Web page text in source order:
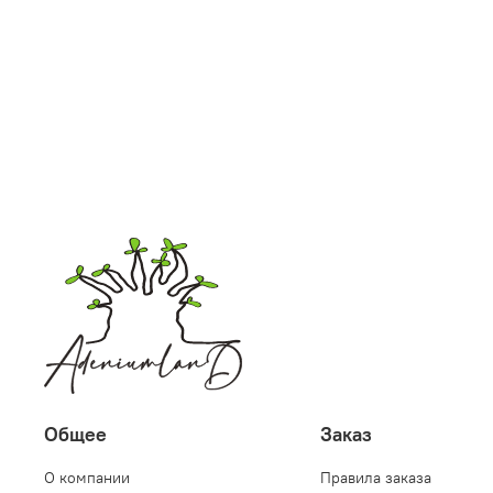
Общее
О компании
Заказ
Правила заказа